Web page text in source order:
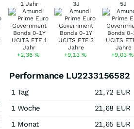
1 Jahr
+2,36%
3J
+9,13 %
5J
+9,03%
Performance LU2233156582
1 Tag 21,72 EUR
1 Woche
21,68 EUR
1 Monat
21,65 EUR